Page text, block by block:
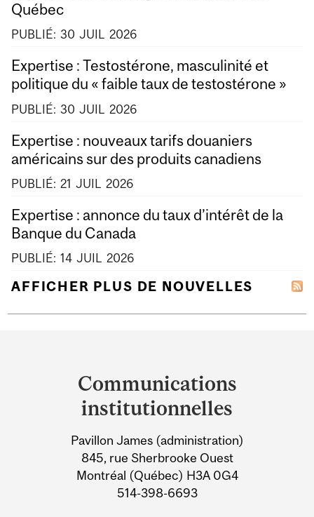
Québec
PUBLIÉ: 30 JUIL 2026
Expertise : Testostérone, masculinité et
politique du « faible taux de testostérone »
PUBLIÉ: 30 JUIL 2026
Expertise : nouveaux tarifs douaniers
américains sur des produits canadiens
PUBLIÉ: 21 JUIL 2026
Expertise : annonce du taux d’intérêt de la
Banque du Canada
PUBLIÉ: 14 JUIL 2026
AFFICHER PLUS DE NOUVELLES
University
Information
Communications
institutionnelles
Pavillon James (administration)
845, rue Sherbrooke Ouest
Montréal (Québec) H3A 0G4
514-398-6693